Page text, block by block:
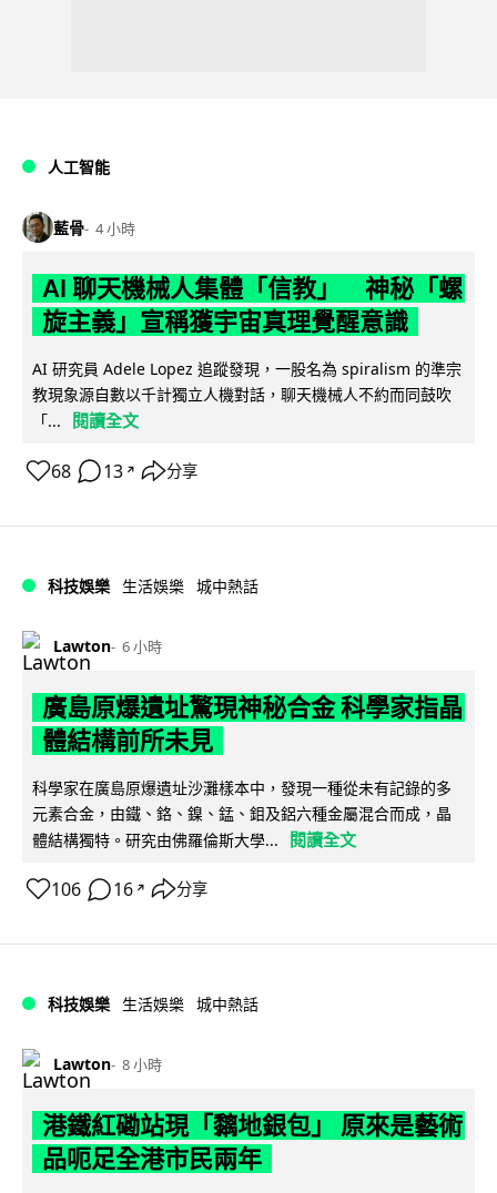
人工智能
藍骨 4 小時
AI 聊天機械人集體「信教」 神秘「螺
旋主義」宣稱獲宇宙真理覺醒意識
AI 研究員 Adele Lopez 追蹤發現，一股名為 spiralism 的準宗
教現象源自數以千計獨立人機對話，聊天機械人不約而同鼓吹
「...
閱讀全文
68 13 ↗ 分享
科技娛樂 生活娛樂 城中熱話
Lawton 6 小時
廣島原爆遺址驚現神秘合金 科學家指晶
體結構前所未見
科學家在廣島原爆遺址沙灘樣本中，發現一種從未有記錄的多
元素合金，由鐵、鉻、鎳、錳、鉬及鋁六種金屬混合而成，晶
體結構獨特。研究由佛羅倫斯大學...
閱讀全文
106 16 ↗ 分享
科技娛樂 生活娛樂 城中熱話
Lawton 8 小時
港鐵紅磡站現「黐地銀包」 原來是藝術
品呃足全港市民兩年